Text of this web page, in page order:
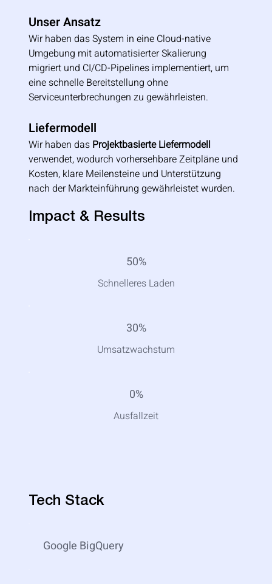
Unser Ansatz
Wir haben das System in eine Cloud-native
Umgebung mit automatisierter Skalierung
migriert und CI/CD-Pipelines implementiert, um
eine schnelle Bereitstellung ohne
Serviceunterbrechungen zu gewährleisten.
Liefermodell
Wir haben das Projektbasierte Liefermodell
verwendet, wodurch vorhersehbare Zeitpläne und
Kosten, klare Meilensteine und Unterstützung
nach der Markteinführung gewährleistet wurden.
Impact & Results
50%
Schnelleres Laden
30%
Umsatzwachstum
0%
Ausfallzeit
Tech Stack
Google BigQuery